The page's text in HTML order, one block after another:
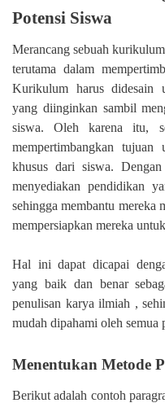
Potensi Siswa
Merancang sebuah
terutama dalam
Kurikulum harus didesain
yang diinginkan sambil
siswa. Oleh karena itu,
mempertimbangkan
khusus dari siswa.
menyediakan pendidikan
sehingga membantu mereka
mempersiapkan mereka
Hal ini dapat dicapai
yang baik dan benar
penulisan karya ilmiah ,
mudah dipahami oleh semua
Menentukan Metode
Berikut adalah contoh